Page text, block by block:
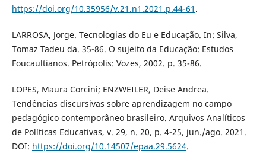
https://doi.org/10.35956/v.21.n1.2021.p.44-61 .
LARROSA, Jorge. Tecnologias do Eu e Educação. In: Silva,
Tomaz Tadeu da. 35-86. O sujeito da Educação: Estudos
Foucaultianos. Petrópolis: Vozes, 2002. p. 35-86.
LOPES, Maura Corcini; ENZWEILER, Deise Andrea.
Tendências discursivas sobre aprendizagem no campo
pedagógico contemporâneo brasileiro. Arquivos Analíticos
de Políticas Educativas, v. 29, n. 20, p. 4-25, jun./ago. 2021.
DOI: https://doi.org/10.14507/epaa.29.5624.